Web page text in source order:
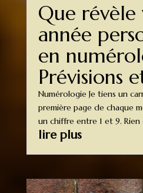
Que
année
en
Prévisions
Numérologie Je tiens un
première page de chaque
un chiffre entre 1 et 9.
lire plus